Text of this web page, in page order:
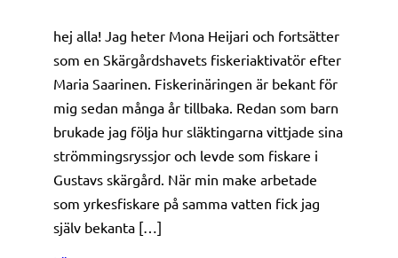
hej alla! Jag heter Mona Heijari och fortsätter
som en Skärgårdshavets fiskeriaktivatör efter
Maria Saarinen. Fiskerinäringen är bekant för
mig sedan många år tillbaka. Redan som barn
brukade jag följa hur släktingarna vittjade sina
strömmingsryssjor och levde som fiskare i
Gustavs skärgård. När min make arbetade
som yrkesfiskare på samma vatten fick jag
själv bekanta […]